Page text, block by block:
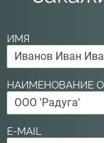
ИМЯ *
НАИМЕНОВАНИЕ
E-MAIL